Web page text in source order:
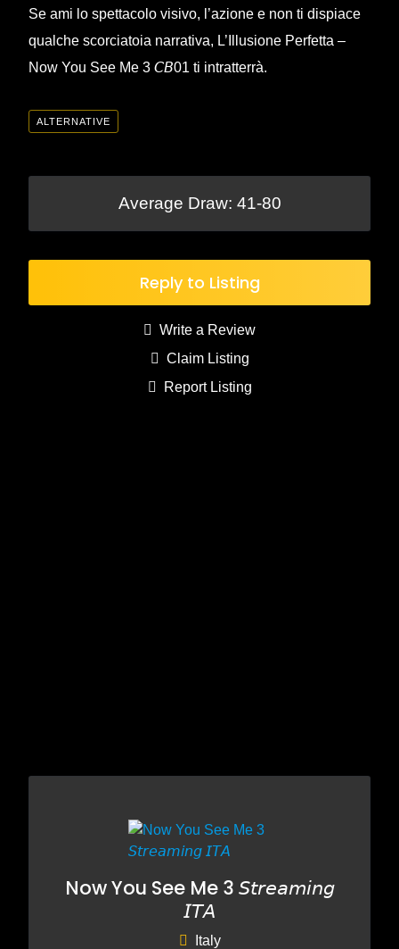
Se ami lo spettacolo visivo, l’azione e non ti dispiace
qualche scorciatoia narrativa, L’Illusione Perfetta –
Now You See Me 3 𝘊𝘉01 ti intratterrà.
ALTERNATIVE
Average Draw: 41-80
Reply to Listing
Write a Review
Claim Listing
Report Listing
Now You See Me 3 𝘚𝘵𝘳𝘦𝘢𝘮𝘪𝘯𝘨
𝘐𝘛𝘈
Italy